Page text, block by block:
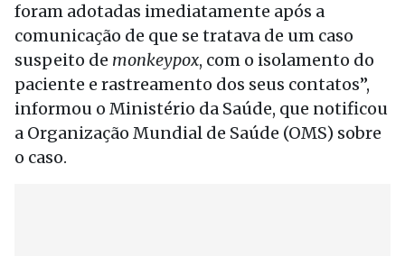
foram adotadas imediatamente após a
comunicação de que se tratava de um caso
suspeito de monkeypox, com o isolamento do
paciente e rastreamento dos seus contatos”,
informou o Ministério da Saúde, que notificou
a Organização Mundial de Saúde (OMS) sobre
o caso.